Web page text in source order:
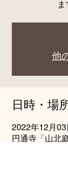
他
日時・場
2022年12月
円通寺「山北